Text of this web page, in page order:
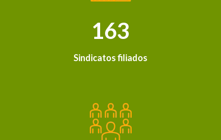
163
Sindicatos filiados